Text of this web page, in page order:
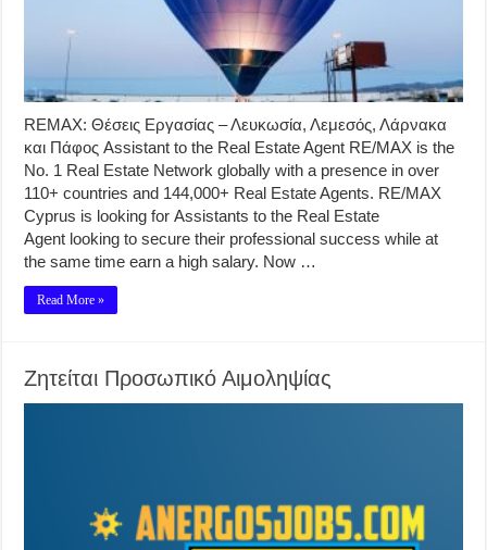
REMAX: Θέσεις Εργασίας – Λευκωσία, Λεμεσός, Λάρνακα
και Πάφος Assistant to the Real Estate Agent RE/MAX is the
No. 1 Real Estate Network globally with a presence in over
110+ countries and 144,000+ Real Estate Agents. RE/MAX
Cyprus is looking for Assistants to the Real Estate
Agent looking to secure their professional success while at
the same time earn a high salary. Now …
Read More »
Ζητείται Προσωπικό Αιμοληψίας